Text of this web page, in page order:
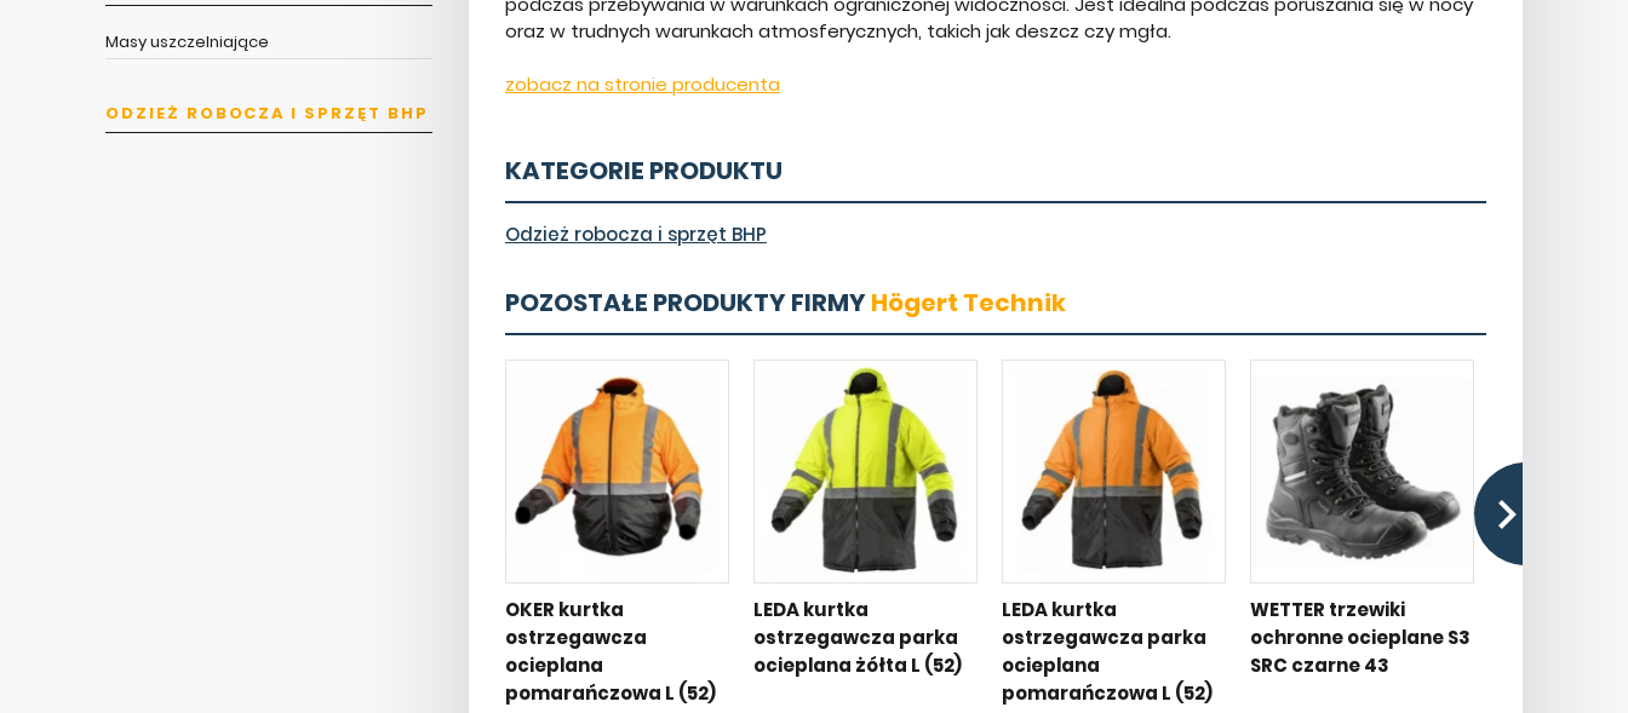
Masy uszczelniające
ODZIEŻ ROBOCZA I SPRZĘT BHP
oraz w trudnych warunkach atmosferycznych, takich jak deszcz czy mgła.
zobacz na stronie producenta
KATEGORIE PRODUKTU
Odzież robocza i sprzęt BHP
POZOSTAŁE PRODUKTY FIRMYHögert Technik
OKER kurtka
ostrzegawcza
ocieplana
pomarańczowa L (52)
LEDA kurtka
ostrzegawcza parka
ocieplana żółta L (52)
LEDA kurtka
ostrzegawcza parka
ocieplana
pomarańczowa L (52)
WETTER trzewiki
ochronne ocieplane S3
SRC czarne 43